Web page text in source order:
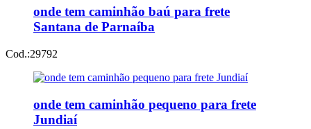
onde tem caminhão baú para frete
Santana de Parnaíba
Cod.:29792
onde tem caminhão pequeno para frete
Jundiaí